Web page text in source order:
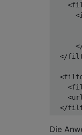
</
</
Die